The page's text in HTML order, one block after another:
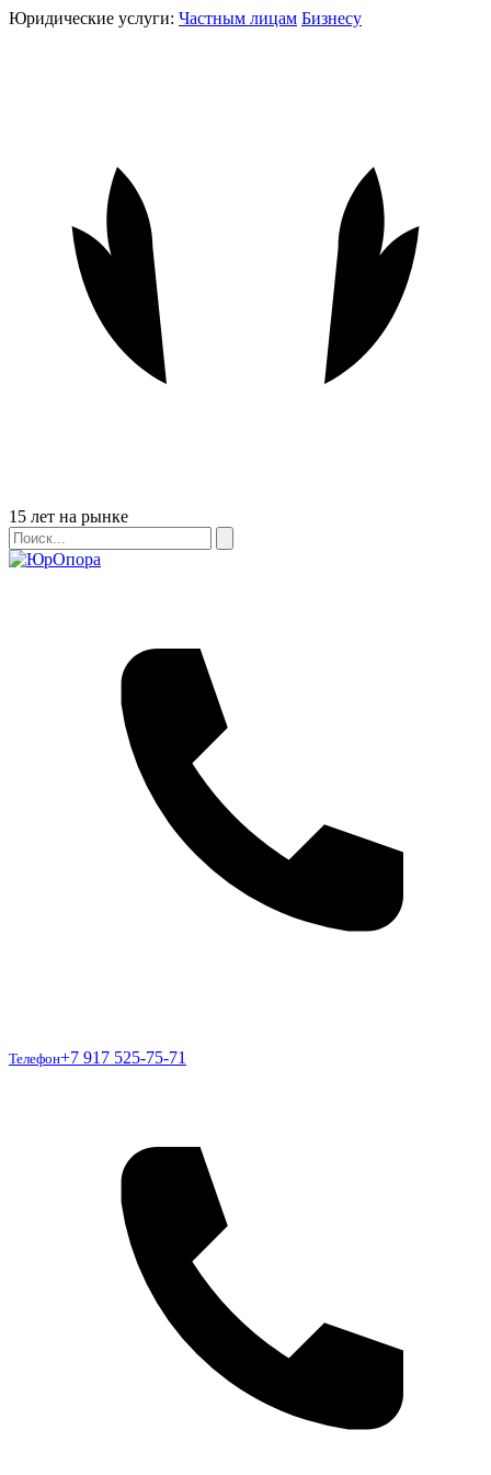
Юридические услуги: Частным лицам Бизнесу
Бейдж
15 лет на рынке
Поиск
Поиск
Телефон
Телефон+7 917 525-75-71